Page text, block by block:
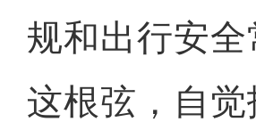
规和出行安
这根弦，自